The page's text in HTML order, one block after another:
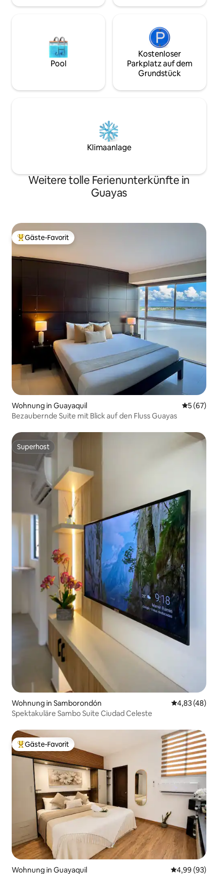
Pool
Kostenloser
Parkplatz auf dem
Grundstück
Klimaanlage
Weitere tolle Ferienunterkünfte in
Guayas
Beliebter Gäste-Favorit.
Gäste-Favorit
Wohnung in Guayaquil
5 (67)
Bezaubernde Suite mit Blick auf den Fluss Guayas
Superhost
Superhost
Wohnung in Samborondón
4,83 (48)
Spektakuläre Sambo Suite Ciudad Celeste
Beliebter Gäste-Favorit.
Gäste-Favorit
Wohnung in Guayaquil 4,99 (93)